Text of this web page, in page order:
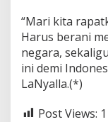
“Mari kita
Harus berani
negara,
ini demi
LaNyalla.(*)
Post Views: 1